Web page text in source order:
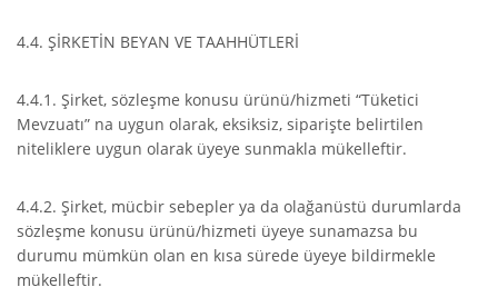
4.4. ŞİRKETİN BEYAN VE TAAHHÜTLERİ
4.4.1. Şirket, sözleşme konusu ürünü/hizmeti “Tüketici
Mevzuatı” na uygun olarak, eksiksiz, siparişte belirtilen
niteliklere uygun olarak üyeye sunmakla mükelleftir.
4.4.2. Şirket, mücbir sebepler ya da olağanüstü durumlarda
sözleşme konusu ürünü/hizmeti üyeye sunamazsa bu
durumu mümkün olan en kısa sürede üyeye bildirmekle
mükelleftir.